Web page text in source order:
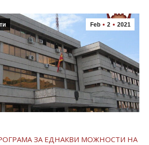
Feb 2 2021
ЗА ЕДНАКВИ МОЖНОСТИ НА